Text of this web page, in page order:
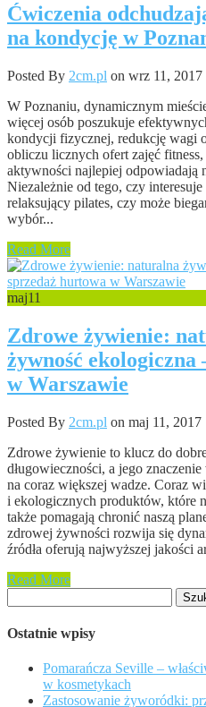
Ćwiczenia
na kondycję w
Posted By 2cm.pl on wrz 11, 2017
W Poznaniu, dynamicznym
więcej osób poszukuje
kondycji fizycznej, redukcję wagi
obliczu licznych ofert zajęć
aktywności najlepiej odpowiadają
Niezależnie od tego, czy
relaksujący pilates, czy może
wybór...
Read More
maj11
Zdrowe żywienie:
żywność
w Warszawie
Posted By 2cm.pl on maj 11, 2017
Zdrowe żywienie to klucz do
długowieczności, a jego
na coraz większej wadze. Coraz
i ekologicznych produktów, które
także pomagają chronić naszą
zdrowej żywności rozwija się
źródła oferują najwyższej jakości
Read More
Ostatnie wpisy
Pomarańcza Seville –
w kosmetykach
Zastosowanie żyworódki: